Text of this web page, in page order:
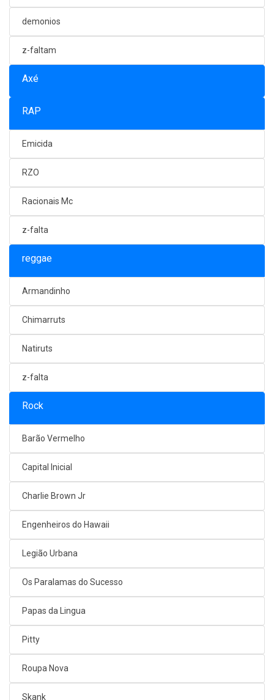
demonios
z-faltam
Axé
RAP
Emicida
RZO
Racionais Mc
z-falta
reggae
Armandinho
Chimarruts
Natiruts
z-falta
Rock
Barão Vermelho
Capital Inicial
Charlie Brown Jr
Engenheiros do Hawaii
Legião Urbana
Os Paralamas do Sucesso
Papas da Lingua
Pitty
Roupa Nova
Skank